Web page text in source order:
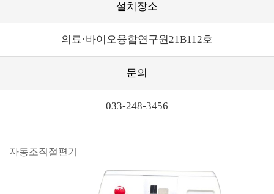
설치장소
의료·바이오융합연구원21B112호
문의
033-248-3456
자동조직절편기